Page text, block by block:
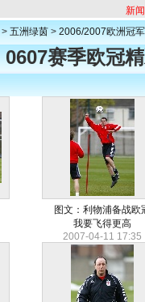
新闻
> 五洲绿茵 > 2006/2007欧洲冠
0607赛季欧冠
图文：利物浦备战欧
我要飞得更高
2007-04-11 17:35